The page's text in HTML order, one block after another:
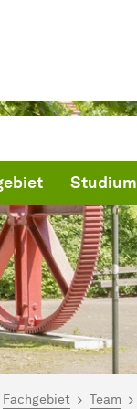
Studium
hier:
Fachgebiet Team